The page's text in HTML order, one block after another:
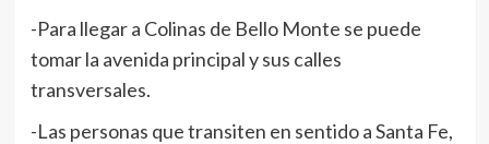
-Para llegar a Colinas de Bello Monte se puede
tomar la avenida principal y sus calles
transversales.
-Las personas que transiten en sentido a Santa Fe,